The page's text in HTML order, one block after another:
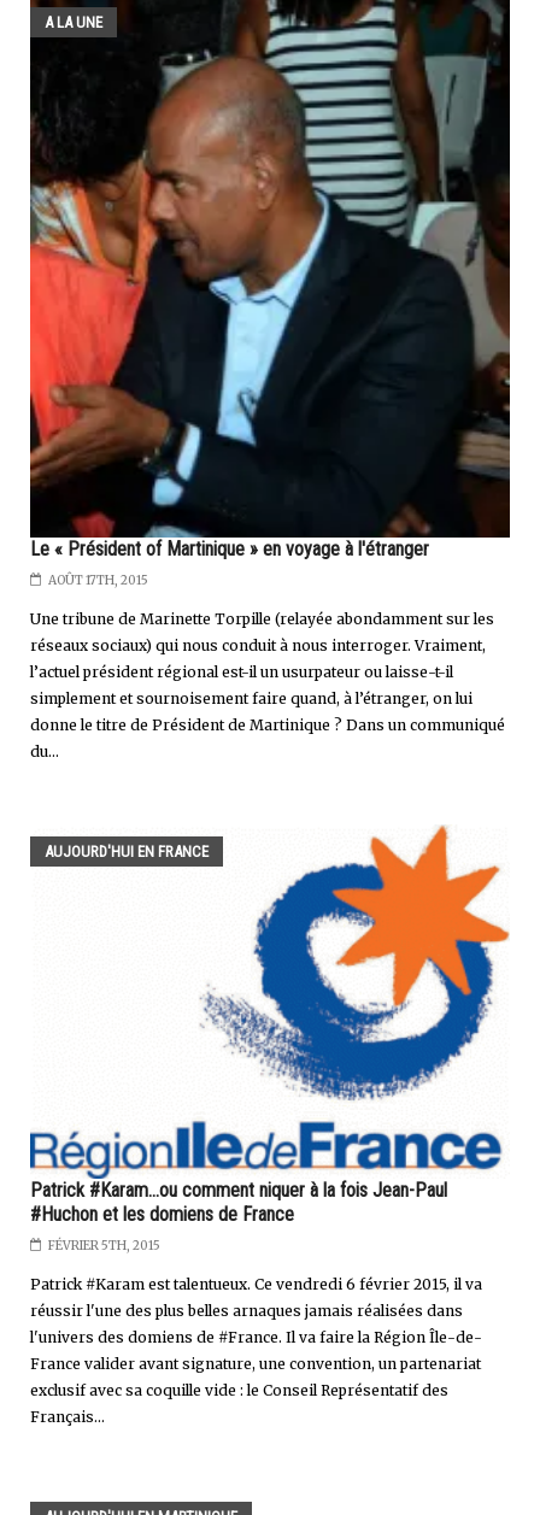
A LA UNE
Le « Président of Martinique » en voyage à l'étranger
AOÛT 17TH, 2015
Une tribune de Marinette Torpille (relayée abondamment sur les
réseaux sociaux) qui nous conduit à nous interroger. Vraiment,
l’actuel président régional est-il un usurpateur ou laisse-t-il
simplement et sournoisement faire quand, à l’étranger, on lui
donne le titre de Président de Martinique ? Dans un communiqué
du...
AUJOURD'HUI EN FRANCE
Patrick #Karam...ou comment niquer à la fois Jean-Paul
#Huchon et les domiens de France
FÉVRIER 5TH, 2015
Patrick #Karam est talentueux. Ce vendredi 6 février 2015, il va
réussir l'une des plus belles arnaques jamais réalisées dans
l'univers des domiens de #France. Il va faire la Région Île-de-
France valider avant signature, une convention, un partenariat
exclusif avec sa coquille vide : le Conseil Représentatif des
Français...